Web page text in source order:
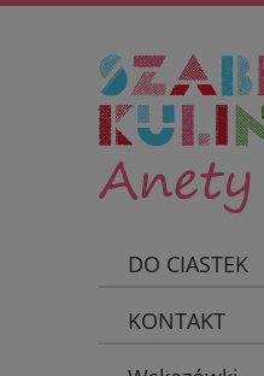
DO CIASTEK
KONTAKT